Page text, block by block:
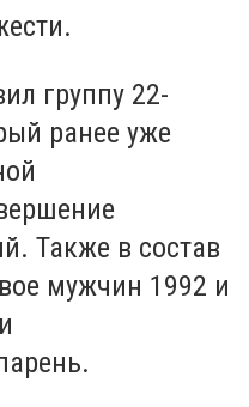
группу 22-
ранее уже
Также в состав
мужчин 1992 и